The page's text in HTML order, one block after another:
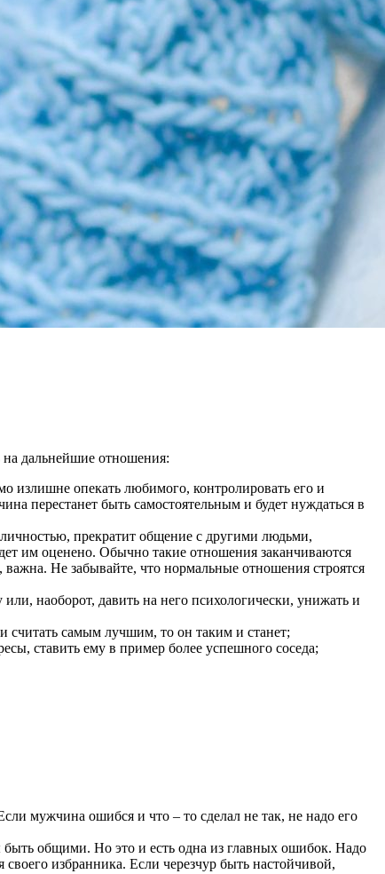
дальнейшие отношения:
опекать любимого, контролировать его и
перестанет быть самостоятельным и будет нуждаться в
прекратит общение с другими людьми,
им оценено. Обычно такие отношения заканчиваются
Не забывайте, что нормальные отношения строятся
наоборот, давить на него психологически, унижать и
считать самым лучшим, то он таким и станет;
ставить ему в пример более успешного соседа;
мужчина ошибся и что – то сделал не так, не надо его
общими. Но это и есть одна из главных ошибок. Надо
избранника. Если черезчур быть настойчивой,